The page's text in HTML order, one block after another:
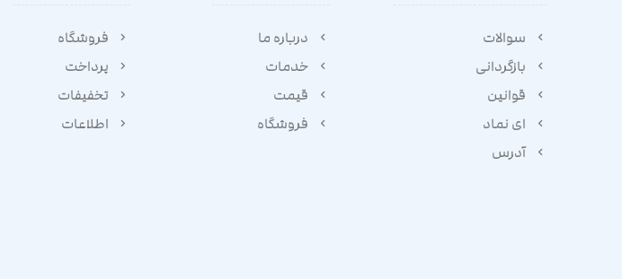
سوالات
بازگردانی
قوانین
ای نماد
آدرس
درباره ما
خدمات
قیمت
فروشگاه
فروشگاه
پرداخت
تخفیفات
اطلاعات